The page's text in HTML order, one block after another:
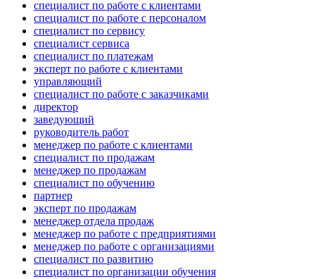
специалист по работе с клиентами
специалист по работе с персоналом
специалист по сервису
специалист сервиса
специалист по платежам
эксперт по работе с клиентами
управляющий
специалист по работе с заказчиками
директор
заведующий
руководитель работ
менеджер по работе с клиентами
специалист по продажам
менеджер по продажам
специалист по обучению
партнер
эксперт по продажам
менеджер отдела продаж
менеджер по работе с предприятиями
менеджер по работе с организациями
специалист по развитию
специалист по организации обучения